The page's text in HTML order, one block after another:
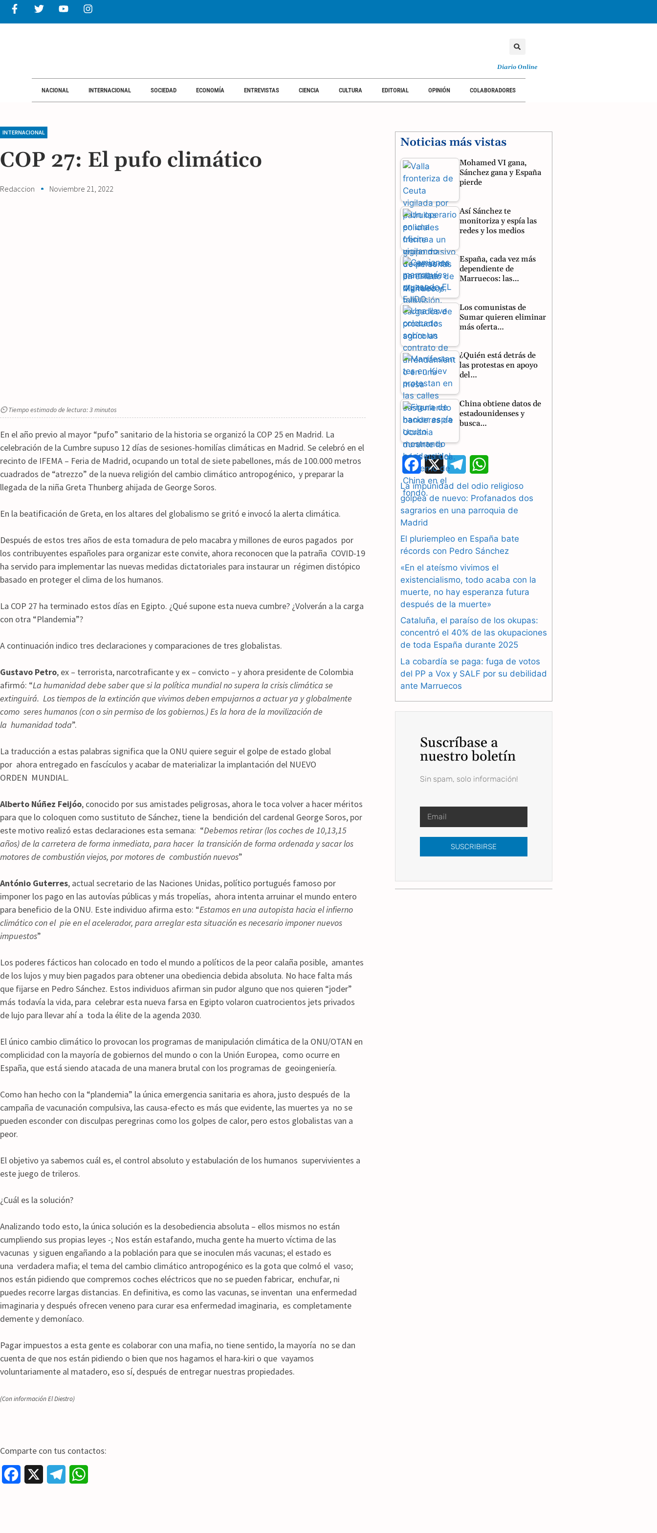
Diario Online
NACIONAL INTERNACIONAL SOCIEDAD ECONOMÍA ENTREVISTAS CIENCIA CULTURA EDITORIAL OPINIÓN COLABORADORES
INTERNACIONAL
COP 27: El pufo climático
Redaccion Noviembre 21, 2022
⏲ Tiempo estimado de lectura: 3 minutos
En el año previo al mayor “pufo” sanitario de la historia se organizó la COP 25 en Madrid. La
celebración de la Cumbre supuso 12 días de sesiones-homilías climáticas en Madrid. Se celebró en el
recinto de IFEMA – Feria de Madrid, ocupando un total de siete pabellones, más de 100.000 metros
cuadrados de “atrezzo” de la nueva religión del cambio climático antropogénico, y preparar la
llegada de la niña Greta Thunberg ahijada de George Soros.
En la beatificación de Greta, en los altares del globalismo se gritó e invocó la alerta climática.
Después de estos tres años de esta tomadura de pelo macabra y millones de euros pagados por
los contribuyentes españoles para organizar este convite, ahora reconocen que la patraña COVID-19
ha servido para implementar las nuevas medidas dictatoriales para instaurar un régimen distópico
basado en proteger el clima de los humanos.
La COP 27 ha terminado estos días en Egipto. ¿Qué supone esta nueva cumbre? ¿Volverán a la carga
con otra “Plandemia”?
A continuación indico tres declaraciones y comparaciones de tres globalistas.
Gustavo Petro, ex – terrorista, narcotraficante y ex – convicto – y ahora presidente de Colombia
afirmó: “La humanidad debe saber que si la política mundial no supera la crisis climática se
extinguirá. Los tiempos de la extinción que vivimos deben empujarnos a actuar ya y globalmente
como seres humanos (con o sin permiso de los gobiernos.) Es la hora de la movilización de
la humanidad toda”.
La traducción a estas palabras significa que la ONU quiere seguir el golpe de estado global
por ahora entregado en fascículos y acabar de materializar la implantación del NUEVO
ORDEN MUNDIAL.
Alberto Núñez Feijóo, conocido por sus amistades peligrosas, ahora le toca volver a hacer méritos
para que lo coloquen como sustituto de Sánchez, tiene la bendición del cardenal George Soros, por
este motivo realizó estas declaraciones esta semana: “Debemos retirar (los coches de 10,13,15
años) de la carretera de forma inmediata, para hacer la transición de forma ordenada y sacar los
motores de combustión viejos, por motores de combustión nuevos”
António Guterres, actual secretario de las Naciones Unidas, político portugués famoso por
imponer los pago en las autovías públicas y más tropelías, ahora intenta arruinar el mundo entero
para beneficio de la ONU. Este individuo afirma esto: “Estamos en una autopista hacia el infierno
climático con el pie en el acelerador, para arreglar esta situación es necesario imponer nuevos
impuestos”
Los poderes fácticos han colocado en todo el mundo a políticos de la peor calaña posible, amantes
de los lujos y muy bien pagados para obtener una obediencia debida absoluta. No hace falta más
que fijarse en Pedro Sánchez. Estos individuos afirman sin pudor alguno que nos quieren “joder”
más todavía la vida, para celebrar esta nueva farsa en Egipto volaron cuatrocientos jets privados
de lujo para llevar ahí a toda la élite de la agenda 2030.
El único cambio climático lo provocan los programas de manipulación climática de la ONU/OTAN en
complicidad con la mayoría de gobiernos del mundo o con la Unión Europea, como ocurre en
España, que está siendo atacada de una manera brutal con los programas de geoingeniería.
Como han hecho con la “plandemia” la única emergencia sanitaria es ahora, justo después de la
campaña de vacunación compulsiva, las causa-efecto es más que evidente, las muertes ya no se
pueden esconder con disculpas peregrinas como los golpes de calor, pero estos globalistas van a
peor.
El objetivo ya sabemos cuál es, el control absoluto y estabulación de los humanos supervivientes a
este juego de trileros.
¿Cuál es la solución?
Analizando todo esto, la única solución es la desobediencia absoluta – ellos mismos no están
cumpliendo sus propias leyes -; Nos están estafando, mucha gente ha muerto víctima de las
vacunas y siguen engañando a la población para que se inoculen más vacunas; el estado es
una verdadera mafia; el tema del cambio climático antropogénico es la gota que colmó el vaso;
nos están pidiendo que compremos coches eléctricos que no se pueden fabricar, enchufar, ni
puedes recorre largas distancias. En definitiva, es como las vacunas, se inventan una enfermedad
imaginaria y después ofrecen veneno para curar esa enfermedad imaginaria, es completamente
demente y demoníaco.
Pagar impuestos a esta gente es colaborar con una mafia, no tiene sentido, la mayoría no se dan
cuenta de que nos están pidiendo o bien que nos hagamos el hara-kiri o que vayamos
voluntariamente al matadero, eso sí, después de entregar nuestras propiedades.
(Con informaciónEl Diestro)
Comparte con tus contactos:
Noticias más vistas
Mohamed VI gana,
Sánchez gana y España
pierde
Así Sánchez te
monitoriza y espía las
redes y los medios
España, cada vez más
dependiente de
Marruecos: las…
Los comunistas de
Sumar quieren eliminar
más oferta…
¿Quién está detrás de
las protestas en apoyo
del…
China obtiene datos de
estadounidenses y
busca…
F
a
c
e
b
o
o
k
X
e
l
g
r
a
m
h
a
s
A
p
p
La impunidad del odio religioso
golpea de nuevo: Profanados dos
sagrarios en una parroquia de
Madrid
El pluriempleo en España bate
récords con Pedro Sánchez
«En el ateísmo vivimos el
existencialismo, todo acaba con la
muerte, no hay esperanza futura
después de la muerte»
Cataluña, el paraíso de los okupas:
concentró el 40% de las okupaciones
de toda España durante 2025
La cobardía se paga: fuga de votos
del PP a Vox y SALF por su debilidad
ante Marruecos
Suscríbase a
nuestro boletín
Sin spam, solo información!
SUSCRIBIRSE